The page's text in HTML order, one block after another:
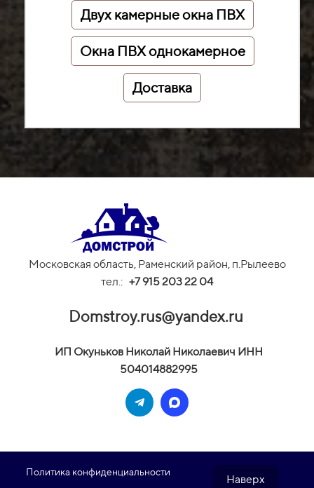
Двух камерные окна ПВХ
Окна ПВХ однокамерное
Доставка
Московская область, Раменский район, п.Рылеево
тел.: +7 915 203 22 04
Domstroy.rus@yandex.ru
ИП Окуньков Николай Николаевич ИНН
504014882995
Политика конфиденциальности
Наверх